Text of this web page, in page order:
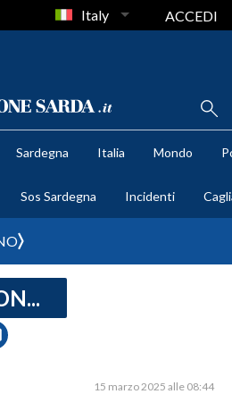
Italy ACCEDI
Sardegna Italia Mondo
Sos Sardegna Incidenti
15 marzo 2025 alle 08:44